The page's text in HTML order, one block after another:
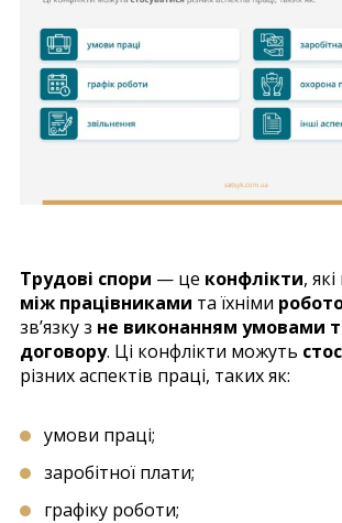
Трудові спори — це конфлікти,
між працівниками та їхніми
зв’язку з не виконанням умовами
договору. Ці конфлікти можуть
різних аспектів праці, таких як:
умови праці;
заробітної плати;
графіку роботи;